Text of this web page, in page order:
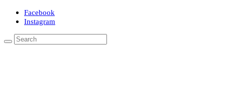
Facebook
Instagram